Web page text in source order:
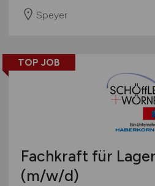
Speyer
TOP JOB
Fachkraft für
(m/w/d)